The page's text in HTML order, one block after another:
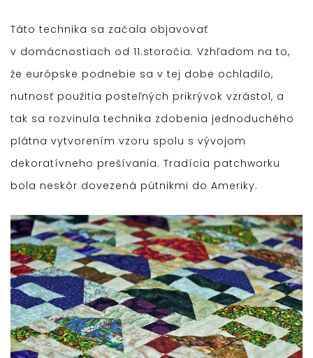
Táto technika sa začala objavovať
v domácnostiach od 11.storočia. Vzhľadom na to,
že európske podnebie sa v tej dobe ochladilo,
nutnosť použitia posteľných prikrývok vzrástol, a
tak sa rozvinula technika zdobenia jednoduchého
plátna vytvorením vzoru spolu s vývojom
dekoratívneho prešívania. Tradícia patchworku
bola neskôr dovezená pútnikmi do Ameriky.